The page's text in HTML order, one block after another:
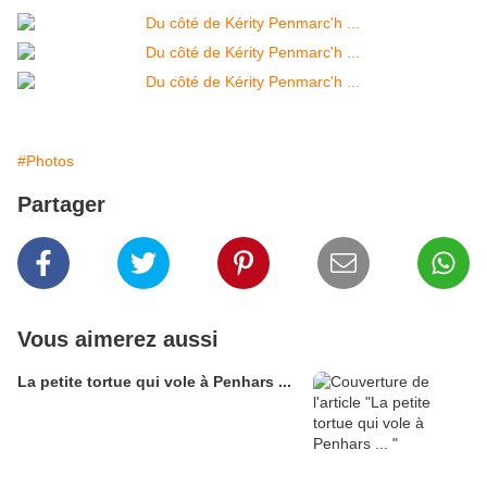
#Photos
Partager
Vous aimerez aussi
La petite tortue qui vole à Penhars ...